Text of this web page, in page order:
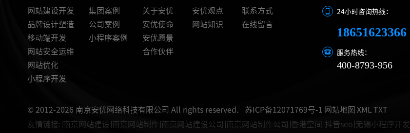
网站建设开发
品牌设计塑造
移动端开发
网站安全运维
网站优化
小程序开发
集团案例
公司案例
小程序案例
关于安优
安优使命
安优愿景
合作伙伴
安优观点
网站知识
联系方式
在线留言
24小时咨询热线：
18651623366
服务热线：
400-8793-956
© 2012-2026 南京安优网络科技有限公司 All rights reserved. 苏ICP备12071769号-1 网站地图XMLTXT
友情链接: 南京网站建设 南京网站制作 南京网站建设公司 南京网站制作公司 香港空间 抖音seo 无锡小程序开发